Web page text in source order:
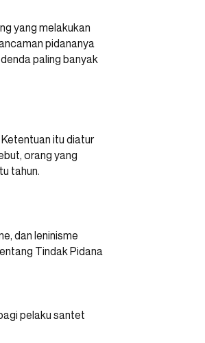
yang melakukan
pidananya
paling banyak
itu diatur
orang yang
tahun.
dan leninisme
Tindak Pidana
pelaku santet